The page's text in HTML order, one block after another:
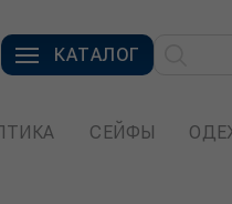
КАТАЛОГ
СЕЙФЫ